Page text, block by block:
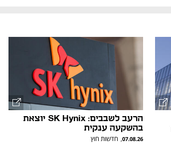
הרעב לשבבים: SK Hynix יוצאת
בהשקעה ענקית
07.08.26
, חדשות חוץ